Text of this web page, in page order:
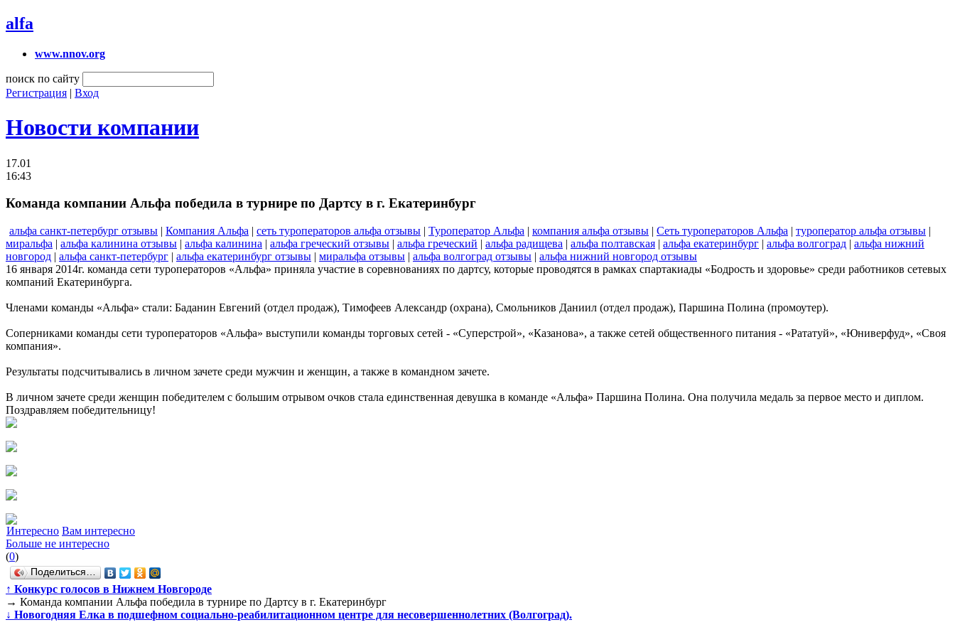
alfa
www.nnov.org
поиск по сайту
Регистрация | Вход
Новости компании
17.01
16:43
Команда компании Альфа победила в турнире по Дартсу в г. Екатеринбург
альфа санкт-петербург отзывы | Компания Альфа | сеть туроператоров альфа отзывы | Туроператор Альфа | компания альфа отзывы | Сеть туроператоров Альфа | туроператор альфа отзывы |
миральфа | альфа калинина отзывы | альфа калинина | альфа греческий отзывы | альфа греческий | альфа радищева | альфа полтавская | альфа екатеринбург | альфа волгоград | альфа нижний
новгород | альфа санкт-петербург | альфа екатеринбург отзывы | миральфа отзывы | альфа волгоград отзывы | альфа нижний новгород отзывы
16 января 2014г. команда сети туроператоров «Альфа» приняла участие в соревнованиях по дартсу, которые проводятся в рамках спартакиады «Бодрость и здоровье» среди работников сетевых
компаний Екатеринбурга.
Членами команды «Альфа» стали: Баданин Евгений (отдел продаж), Тимофеев Александр (охрана), Смольников Даниил (отдел продаж), Паршина Полина (промоутер).
Соперниками команды сети туроператоров «Альфа» выступили команды торговых сетей - «Суперстрой», «Казанова», а также сетей общественного питания - «Рататуй», «Юниверфуд», «Своя
компания».
Результаты подсчитывались в личном зачете среди мужчин и женщин, а также в командном зачете.
В личном зачете среди женщин победителем с большим отрывом очков стала единственная девушка в команде «Альфа» Паршина Полина. Она получила медаль за первое место и диплом.
Поздравляем победительницу!
Интересно Вам интересно
Больше не интересно
(0)
Поделиться…
↑ Конкурс голосов в Нижнем Новгороде
→ Команда компании Альфа победила в турнире по Дартсу в г. Екатеринбург
↓ Новогодняя Елка в подшефном социально-реабилитационном центре для несовершеннолетних (Волгоград).